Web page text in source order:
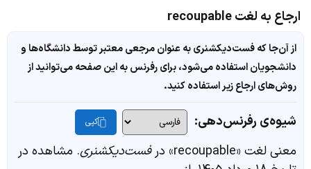
ارجاع به لغت recoupable
از آن‌جا که فست‌دیکشنری به عنوان مرجعی معتبر توسط دانشگاه‌ها و
دانشجویان استفاده می‌شود، برای رفرنس به این صفحه می‌توانید از
روش‌های ارجاع زیر استفاده کنید.
شیوه‌ی رفرنس‌دهی: کپی
معنی لغت «recoupable» در فست‌دیکشنری. مشاهده در